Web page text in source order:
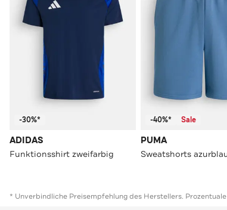
-30%*
ADIDAS
Funktionsshirt zweifarbig
-40%* Sale
PUMA
Sweatshorts
* Unverbindliche Preisempfehlung des Herstellers.